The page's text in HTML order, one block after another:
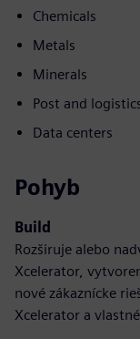
Chemicals
Metals
Minerals
Post and
Data centers
Pohyb
Build
Rozširuje alebo
Xcelerator,
nové zákaznícke
Xcelerator a